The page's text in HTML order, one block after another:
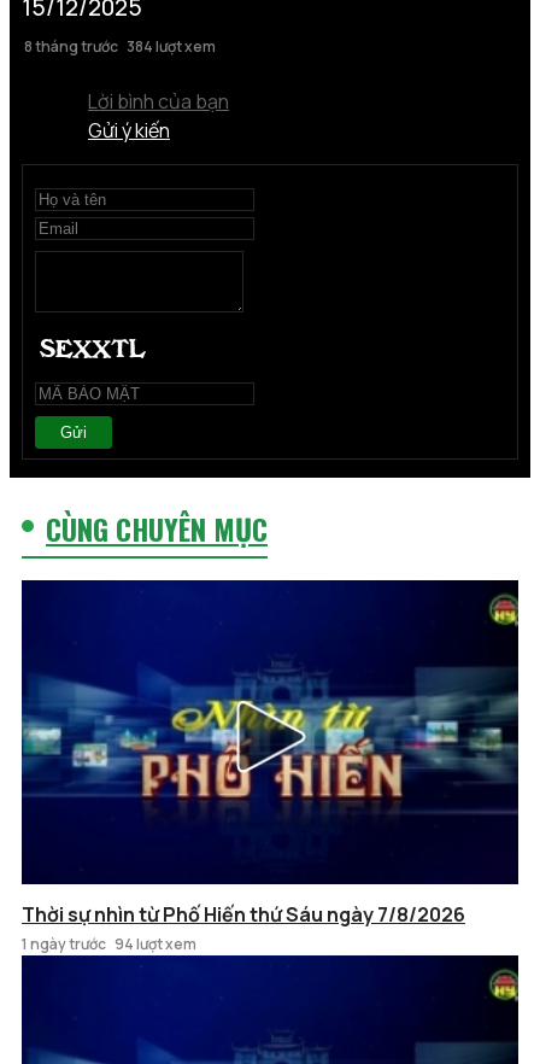
15/12/2025
8 tháng trước 384 lượt xem
Lời bình của bạn
Gửi ý kiến
Gửi
CÙNG CHUYÊN MỤC
Thời sự nhìn từ Phố Hiến thứ Sáu ngày 7/8/2026
1 ngày trước 94 lượt xem